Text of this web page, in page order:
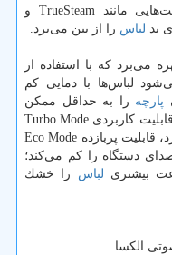
TWINWash ال‌جی، با دارا بودن قابلیت‌هایی مانند TrueSteam و
لباس را از بین می‌برد.
می‌برد كه با استفاده از
لباس‌ها با دمایی كم
پارچه را به حداقل ممكن
می‌رساند. این ماشین لباس‌شویی از دو قابلیت كاربردی Turbo Mode
و Eco Mode در خشك‌كن خود بهره می‌برد، قابلیت پربازده Eco Mode
دستگاه را كم می‌كند؛
لباس را خشك
الكسا